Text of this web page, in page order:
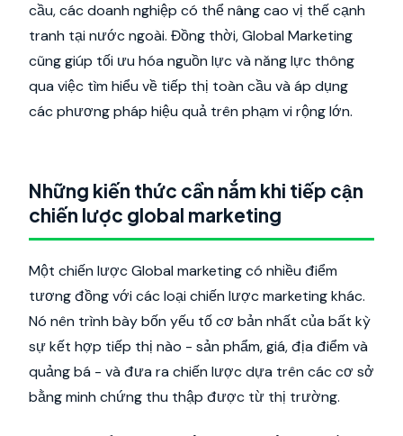
cầu, các doanh nghiệp có thể nâng cao vị thế cạnh
tranh tại nước ngoài. Đồng thời, Global Marketing
cũng giúp tối ưu hóa nguồn lực và năng lực thông
qua việc tìm hiểu về tiếp thị toàn cầu và áp dụng
các phương pháp hiệu quả trên phạm vi rộng lớn.
Những kiến thức cần nắm khi tiếp cận
chiến lược global marketing
Một chiến lược Global marketing có nhiều điểm
tương đồng với các loại chiến lược marketing khác.
Nó nên trình bày bốn yếu tố cơ bản nhất của bất kỳ
sự kết hợp tiếp thị nào - sản phẩm, giá, địa điểm và
quảng bá - và đưa ra chiến lược dựa trên các cơ sở
bằng minh chứng thu thập được từ thị trường.